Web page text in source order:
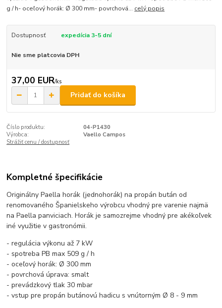
g / h- oceľový horák: Ø 300 mm- povrchová... celý popis
Dostupnosť expedícia 3-5 dní
Nie sme platcovia DPH
37,00 EUR/ks
Pridať do košíka
Číslo produktu:
04-P1430
Výrobca:
Vaello Campos
Strážiť cenu / dostupnosť
Kompletné špecifikácie
Originálny Paella horák (jednohorák) na propán bután od
renomovaného Španielskeho výrobcu vhodný pre varenie najmä
na Paella panviciach. Horák je samozrejme vhodný pre akékoľvek
iné využitie v gastronómii.
- regulácia výkonu až 7 kW
- spotreba PB max 509 g / h
- oceľový horák: Ø 300 mm
- povrchová úprava: smalt
- prevádzkový tlak 30 mbar
- vstup pre propán butánovú hadicu s vnútorným Ø 8 - 9 mm